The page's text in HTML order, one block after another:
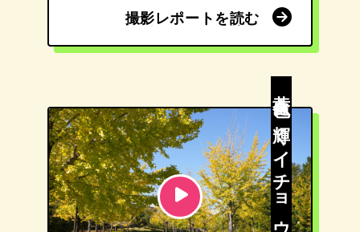
撮影レポートを読む
黄金色に輝くイチョウ